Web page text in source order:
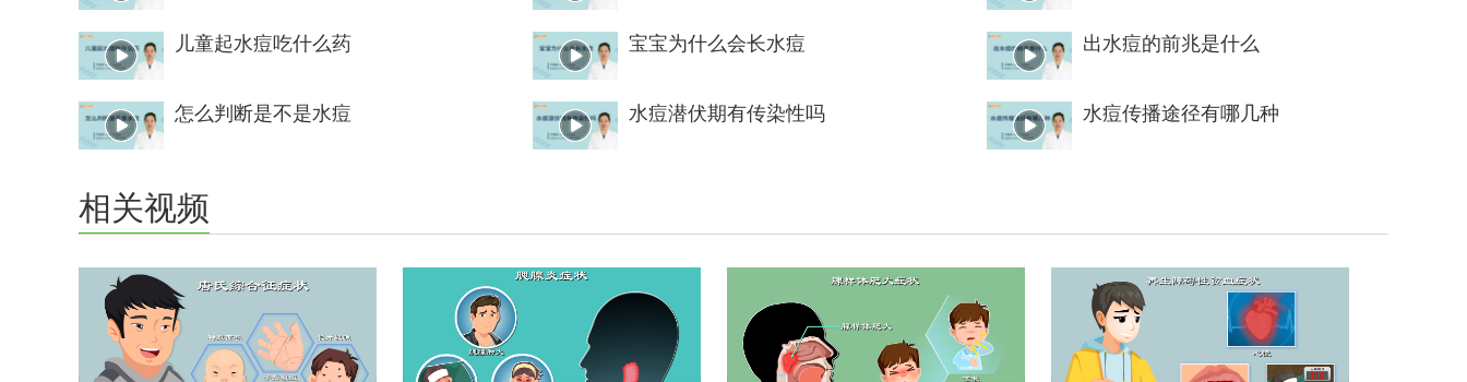
儿童起水痘吃什么药 宝宝为什么会长水痘 出水痘的前兆是什么
怎么判断是不是水痘 水痘潜伏期有传染性吗 水痘传播途径有哪几种
相关视频